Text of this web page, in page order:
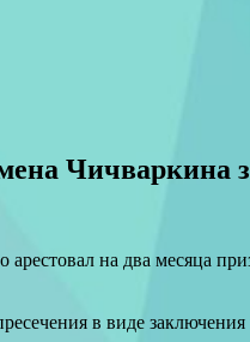
Чичваркина
на два месяца
в виде